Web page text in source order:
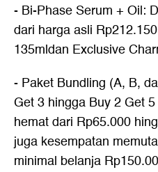
- Bi-Phase Serum + Oil:
dari harga asli
135mldan Exclusive
- Paket Bundling (A, B,
Get 3 hingga Buy 2 Get
hemat dari Rp65.000
juga kesempatan
minimal belanja